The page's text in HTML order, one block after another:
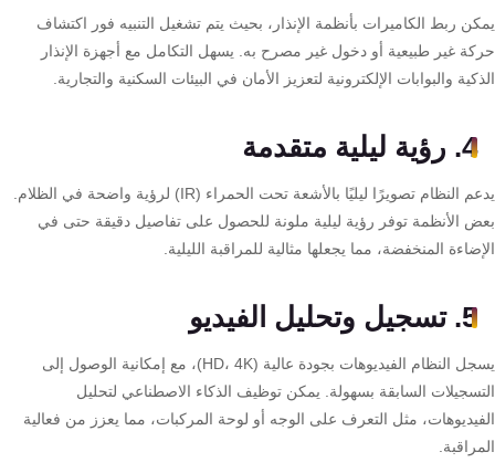
ربط الكاميرات بأنظمة الإنذار، بحيث يتم تشغيل التنبيه فور اكتشاف
غير طبيعية أو دخول غير مصرح به. يسهل التكامل مع أجهزة الإنذار
والبوابات الإلكترونية لتعزيز الأمان في البيئات السكنية والتجارية.
4. رؤية ليلية متقدمة
يدعم النظام تصويرًا ليليًا بالأشعة تحت الحمراء (IR) لرؤية واضحة في الظلام.
الأنظمة توفر رؤية ليلية ملونة للحصول على تفاصيل دقيقة حتى في
المنخفضة، مما يجعلها مثالية للمراقبة الليلية.
5. تسجيل وتحليل الفيديو
يسجل النظام الفيديوهات بجودة عالية (HD، 4K)، مع إمكانية الوصول إلى
السابقة بسهولة. يمكن توظيف الذكاء الاصطناعي لتحليل
مثل التعرف على الوجه أو لوحة المركبات، مما يعزز من فعالية
السرقة
أنظمة
الحريق
أكسيس
كنترول